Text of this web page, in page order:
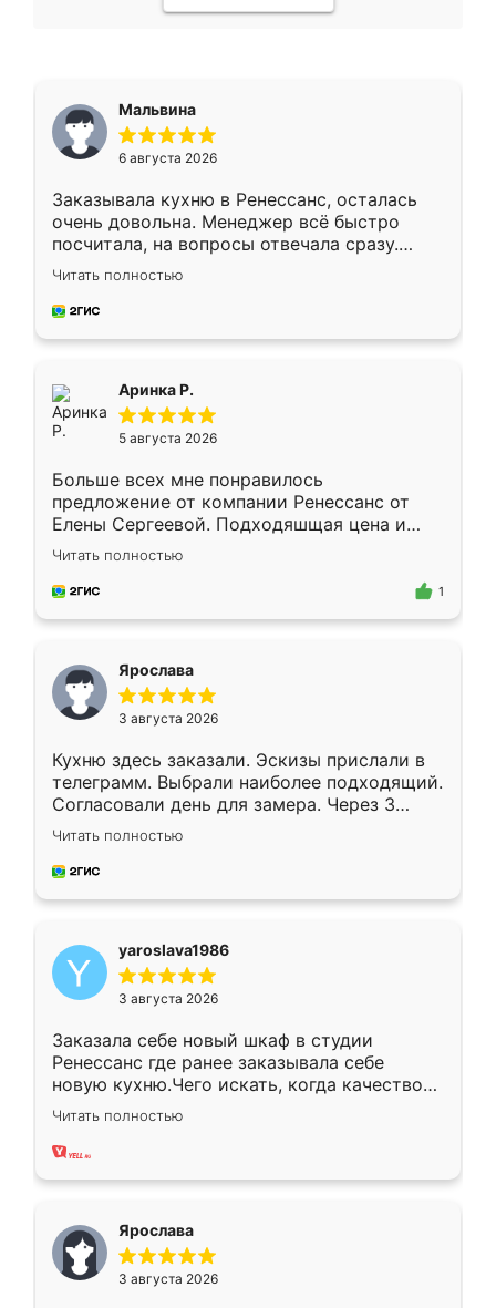
Мальвина
6 августа 2026
Заказывала кухню в Ренессанс, осталась
очень довольна. Менеджер всё быстро
посчитала, на вопросы отвечала сразу.
Замерщик приехал в субботу, подошёл к
делу со всей ответственностью. Собрали
за день, ребята работали аккуратно, даже
Читать полностью
Аринка Р.
5 августа 2026
Больше всех мне понравилось
предложение от компании Ренессанс от
Елены Сергеевой. Подходяшщая цена и
короткие сроки изготовления. Приехавший
для замера сотрудник Владислав
предложил по моему эскизу самый
Читать полностью
1
Ярослава
3 августа 2026
Кухню здесь заказали. Эскизы прислали в
телеграмм. Выбрали наиболее подходящий.
Согласовали день для замера. Через 3
недели кухня была уже готова. Остались
довольны работой. Спасибо Ренессанс
мебель за качественную работу!
Читать полностью
yaroslava1986
3 августа 2026
Заказала себе новый шкаф в студии
Ренессанс где ранее заказывала себе
новую кухню.Чего искать, когда качеством
вполне довольна. Служит кухня уже почти
два года, нареканий нет.
Читать полностью
Ярослава
3 августа 2026